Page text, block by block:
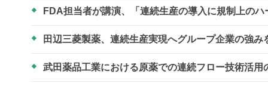
FDA担当者が講演、「連続生産の導入に規制上の
田辺三菱製薬、連続生産実現へグループ企業の強
武田薬品工業における原薬での連続フロー技術活用